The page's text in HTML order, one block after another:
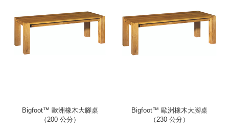
Bigfoot™ 歐洲橡木大腳桌
（200 公分）
Bigfoot™ 歐洲橡木大腳桌
（230 公分）